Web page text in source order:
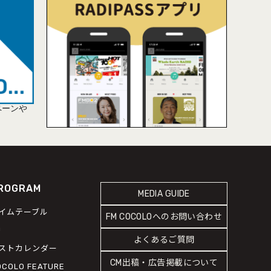
ーンや
ムテーブル
トカレンダー
FEATURE
MEDIA GUIDE
FM COCOLOへのお問い合わせ
よくあるご質問
CM出稿・広告掲載について